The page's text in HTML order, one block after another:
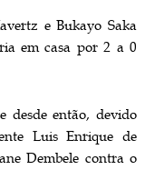
e Bukayo Saka
em casa por 2 a 0
desde então, devido
Luis Enrique de
Dembele contra o